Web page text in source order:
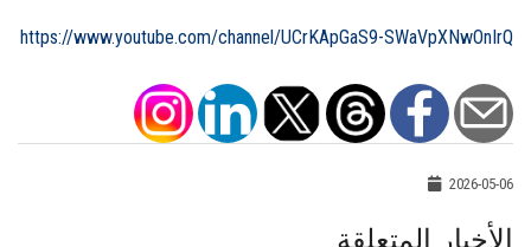
https://www.youtube.com/channel/UCrKApGaS9-SWaVpXNwOnIrQ
2026-05-06
الأخبار المتعلقة